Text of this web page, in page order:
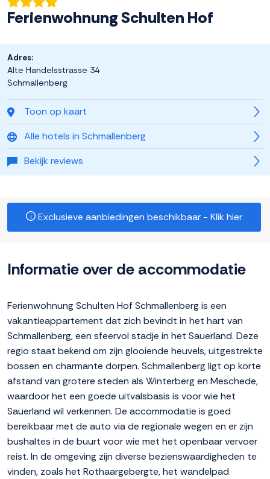
Ferienwohnung Schulten Hof
Toon op kaart
Alle hotels in Schmallenberg
Bekijk reviews
Adres:
Alte Handelsstrasse 34
Schmallenberg
Exclusieve aanbiedingen beschikbaar - Klik hier
Informatie over de accommodatie
Ferienwohnung Schulten Hof Schmallenberg is een
vakantieappartement dat zich bevindt in het hart van
Schmallenberg, een sfeervol stadje in het Sauerland. Deze
regio staat bekend om zijn glooiende heuvels, uitgestrekte
bossen en charmante dorpen. Schmallenberg ligt op korte
afstand van grotere steden als Winterberg en Meschede,
waardoor het een goede uitvalsbasis is voor wie het
Sauerland wil verkennen. De accommodatie is goed
bereikbaar met de auto via de regionale wegen en er zijn
bushaltes in de buurt voor wie met het openbaar vervoer
reist. In de omgeving zijn diverse bezienswaardigheden te
vinden, zoals het Rothaargebergte, het wandelpad